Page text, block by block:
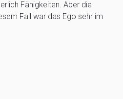
Fähigkeiten. Aber die
Fall war das Ego sehr im